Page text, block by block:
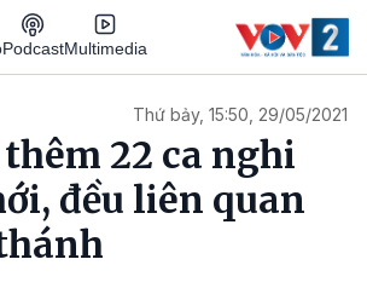
PodcastMultimedia
Thứ bảy, 15:50, 29/05/2021
22 ca nghi
đều liên quan